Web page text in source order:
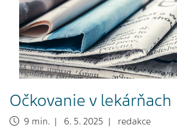
Očkovanie v lekárňach
9 min. | 6. 5. 2025 | redakce